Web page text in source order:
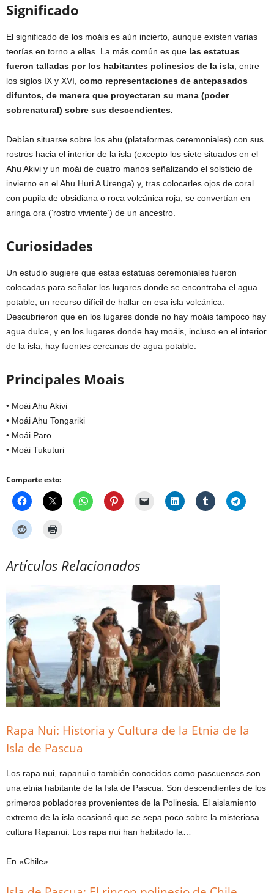
Significado
El significado de los moáis es aún incierto, aunque existen varias
teorías en torno a ellas. La más común es que las estatuas
fueron talladas por los habitantes polinesios de la isla , entre
los siglos IX y XVI, como representaciones de antepasados
difuntos, de manera que proyectaran su mana (poder
sobrenatural) sobre sus descendientes.
Debían situarse sobre los ahu (plataformas ceremoniales) con sus
rostros hacia el interior de la isla (excepto los siete situados en el
Ahu Akivi y un moái de cuatro manos señalizando el solsticio de
invierno en el Ahu Huri A Urenga) y, tras colocarles ojos de coral
con pupila de obsidiana o roca volcánica roja, se convertían en
aringa ora (‘rostro viviente’) de un ancestro.
Curiosidades
Un estudio sugiere que estas estatuas ceremoniales fueron
colocadas para señalar los lugares donde se encontraba el agua
potable, un recurso difícil de hallar en esa isla volcánica.
Descubrieron que en los lugares donde no hay moáis tampoco hay
agua dulce, y en los lugares donde hay moáis, incluso en el interior
de la isla, hay fuentes cercanas de agua potable.
Principales Moais
• Moái Ahu Akivi
• Moái Ahu Tongariki
• Moái Paro
• Moái Tukuturi
Comparte esto:
Artículos Relacionados
Rapa Nui: Historia y Cultura de la Etnia de la
Isla de Pascua
Los rapa nui, rapanui o también conocidos como pascuenses son
una etnia habitante de la Isla de Pascua. Son descendientes de los
primeros pobladores provenientes de la Polinesia. El aislamiento
extremo de la isla ocasionó que se sepa poco sobre la misteriosa
cultura Rapanui. Los rapa nui han habitado la…
En «Chile»